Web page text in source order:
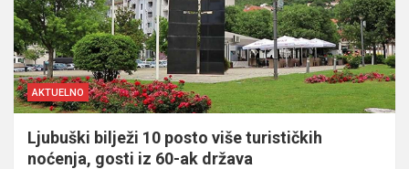
AKTUELNO
Ljubuški bilježi 10 posto više turističkih
noćenja, gosti iz 60-ak država